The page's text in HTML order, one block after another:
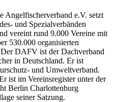
Angelfischerverband e.V. setzt
und Spezialverbänden
vereint rund 9.000 Vereine mit
530.000 organisierten
DAFV ist der Dachverband
in Deutschland. Er ist
und Umweltverband.
ist im Vereinsregister unter der
Berlin Charlottenburg
seiner Satzung.